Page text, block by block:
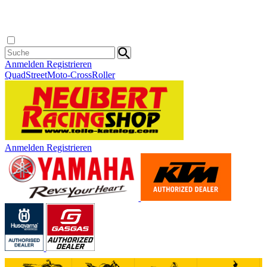
Anmelden Registrieren
QuadStreetMoto-CrossRoller
Anmelden Registrieren